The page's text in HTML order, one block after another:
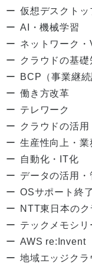
仮想デスクト
AI・機械学習
ネットワーク・
クラウドの基礎
BCP（事業継続
働き方改革
テレワーク
クラウドの活用
生産性向上・業
自動化・IT化
データの活用・
OSサポート終
NTT東日本の
テックメモシリ
AWS re:Invent
地域エッジクラ